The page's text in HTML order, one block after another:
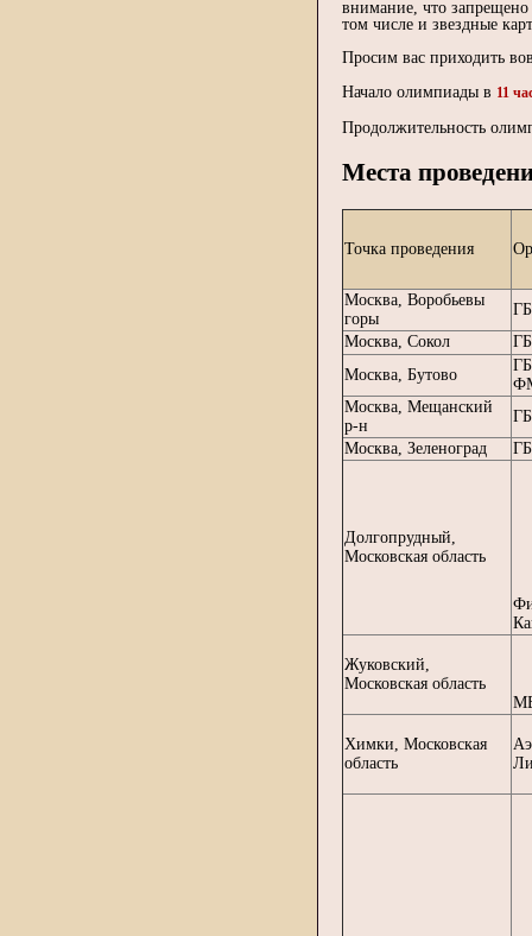
внимание, что
том числе и звездные
Просим вас приходить
Начало олимпиады в 11
Продолжительность
Места
Точка проведения
Москва, Воробьевы
горы
Москва, Сокол
Москва, Бутово
Москва, Мещанский
р-н
Москва, Зеленоград
Долгопрудный,
Московская область
Жуковский,
Московская область
Химки, Московская
область